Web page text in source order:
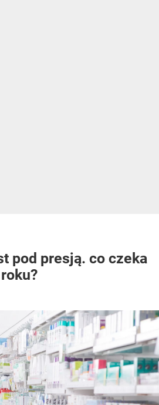
pod presją. co czeka